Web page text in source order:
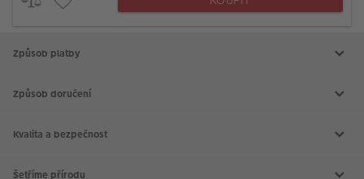
Způsob platby
Způsob doručení
Kvalita a bezpečnost
Šetříme přírodu